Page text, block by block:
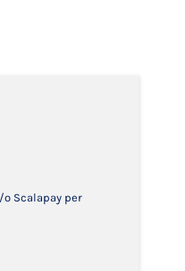
o Scalapay per